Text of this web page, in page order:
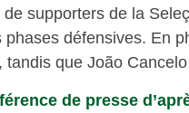
de supporters de la
phases défensives. En
tandis que João
de presse